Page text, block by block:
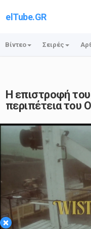
elTube.GR
Βίντεο Σειρές
Η επιστροφή
περιπέτεια του
×